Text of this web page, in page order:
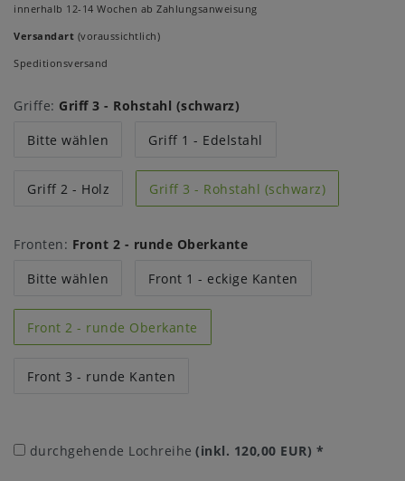
innerhalb 12-14 Wochen ab Zahlungsanweisung
Versandart (voraussichtlich)
Speditionsversand
Griffe: Griff 3 - Rohstahl (schwarz)
Bitte wählen
Griff 1 - Edelstahl
Griff 2 - Holz Griff 3 - Rohstahl (schwarz)
Fronten: Front 2 - runde Oberkante
Bitte wählen
Front 1 - eckige Kanten
Front 2 - runde Oberkante
Front 3 - runde Kanten
durchgehende Lochreihe (inkl. 120,00 EUR) *